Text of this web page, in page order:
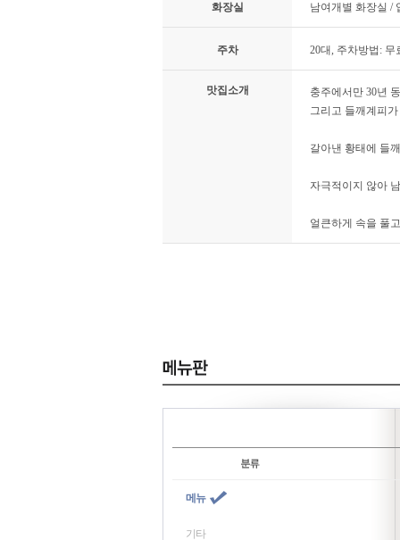
화장실 남여개별 화장실 /
주차 20대, 주차방법:
맛집소개
충주에서만 30년
그리고 들깨계피
갈아낸 황태에 들
자극적이지 않아
얼큰하게 속을 풀
메뉴
기타